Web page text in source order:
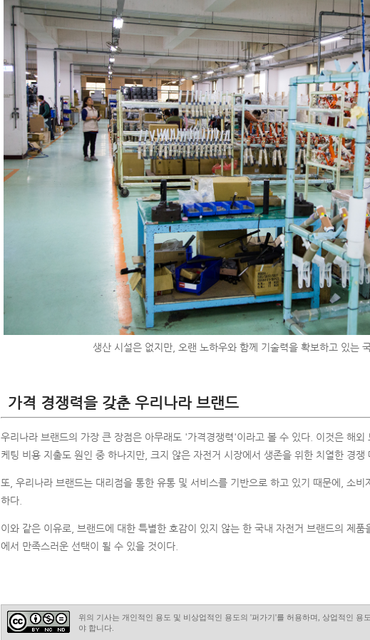
생산 시설은 없지만, 오랜 노하우와 함께 기술력을 확보하고 있는
가격 경쟁력을 갖춘 우리나라 브랜드
우리나라 브랜드의 가장 큰 장점은 아무래도 '가격경쟁력'이라고 볼 수 있다. 이것은 해외
케팅 비용 지출도 원인 중 하나지만, 크지 않은 자전거 시장에서 생존을 위한 치열한 경쟁
또, 우리나라 브랜드는 대리점을 통한 유통 및 서비스를 기반으로 하고 있기 때문에, 소
하다.
이와 같은 이유로, 브랜드에 대한 특별한 호감이 있지 않는 한 국내 자전거 브랜드의 제
에서 만족스러운 선택이 될 수 있을 것이다.
위의 기사는 개인적인 용도 및 비상업적인 용도의 '퍼가기'를 허용하며, 상업적인 용
야 합니다.